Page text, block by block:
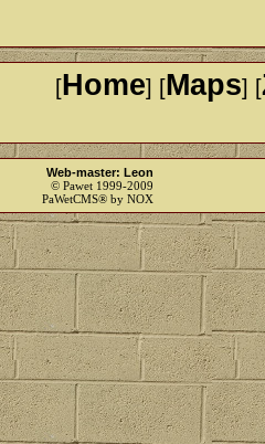
[Home] [Maps] [
Web-master: Leon
© Pawet 1999-2009
PaWetCMS® by NOX